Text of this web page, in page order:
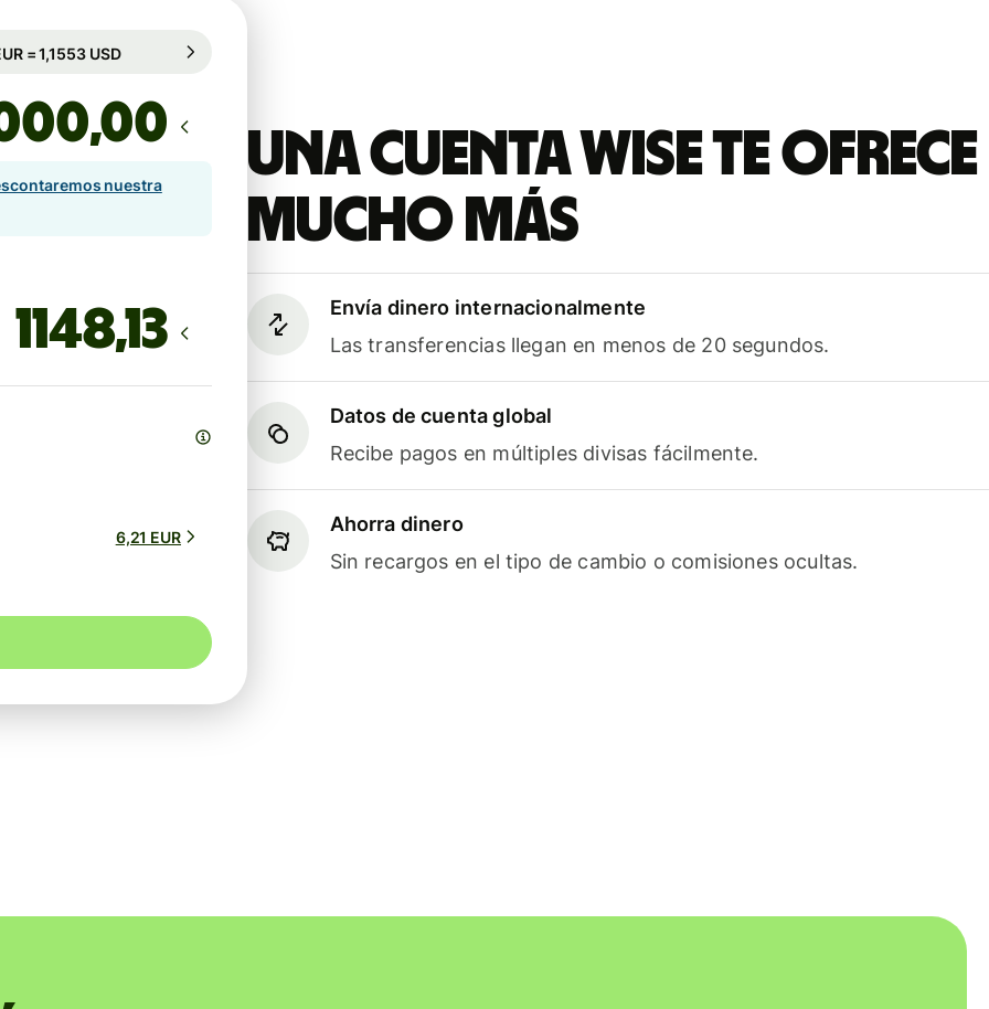
Una cuenta Wise te ofrece
mucho más
Envía dinero internacionalmente
Las transferencias llegan en menos de 20 segundos.
Datos de cuenta global
Recibe pagos en múltiples divisas fácilmente.
Ahorra dinero
Sin recargos en el tipo de cambio o comisiones ocultas.
durante 95 h
,00
nuestra
6,21 EUR